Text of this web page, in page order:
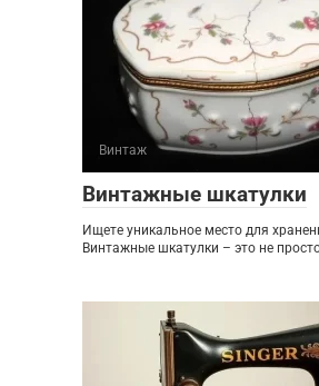
Винтаж
Винтажные шкатулки
Ищете уникальное место для
Винтажные шкатулки – это не